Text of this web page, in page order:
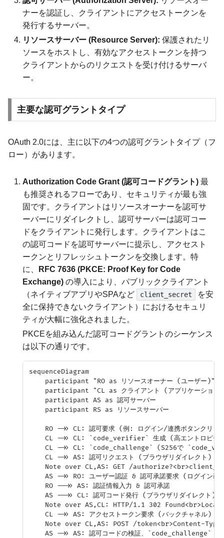
ナーを認証し、クライアントにアクセストークンを
発行するサーバー。
リソースサーバー (Resource Server): 保護されたリ
ソースをホストし、有効なアクセストークンを持つ
クライアントからのリクエストを受け付けるサーバ
ー。
主要な認可グラントタイプ
OAuth 2.0には、主に以下の4つの認可グラントタイプ（フ
ロー）があります。
Authorization Code Grant (認可コードグラント) 最
も推奨されるフローであり、セキュリティが最も強
固です。クライアントはリソースオーナーを認可サ
ーバーにリダイレクトし、認可サーバーは認可コー
ドをクライアントに発行します。クライアントはこ
の認可コードを認可サーバーに提示し、アクセスト
ークンとリフレッシュトークンを交換します。特
に、
RFC 7636 (PKCE: Proof Key for Code
Exchange) の導入により、パブリッククライアント
（ネイティブアプリやSPAなど
client_secret
を安
全に保持できないクライアント）におけるセキュリ
ティが大幅に強化されました。
PKCEを組み込んだ認可コードグラントのシーケンス
は以下の通りです。
sequenceDiagram
    participant "RO as リソースオーナー (ユーザー)"
participant "CL as クライアント (アプリケーション
    participant AS as 認可サーバー
    participant RS as リソースサーバー
RO ->> CL: 認可要求 (例: ログイン/連携ボタンクリッ
CL ->> CL: `code_verifier` 生成 (高エントロピーな
CL ->> CL: `code_challenge` (S256で
    CL ->> AS: 認可リクエスト (ブラウザリダイレクト)
Note over CL,AS: GET /
AS ->> RO: ユーザー認証 & 認可承諾要求 (ログイン画
    RO -->> AS: 認証情報入力 & 認可承諾
    AS -->> CL: 認可コード発行 (ブラウザリダイレクト)
Note over AS,CL: HTTP/1.1 302
    CL ->> AS: アクセストークン要求 (バックチャネル)
Note over CL,AS: POST /token<br>Content-
AS ->> AS: 認可コードの検証、`code_challenge` と